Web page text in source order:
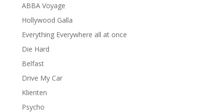
ABBA Voyage
Hollywood Galla
Everything Everywhere all at once
Die Hard
Belfast
Drive My Car
Klienten
Psycho